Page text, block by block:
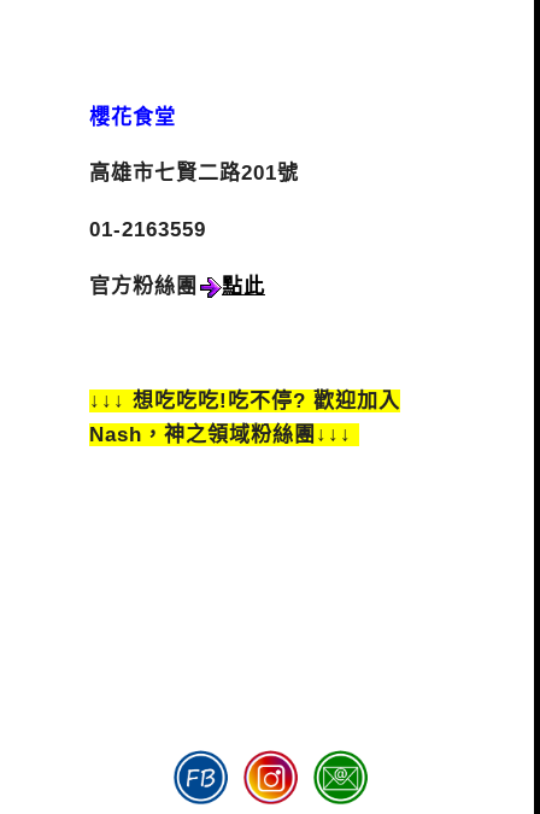
櫻花食堂
高雄市七賢二路201號
01-2163559
官方粉絲團 點此
↓↓↓ 想吃吃吃!吃不停? 歡迎加入
Nash，神之領域粉絲團↓↓↓